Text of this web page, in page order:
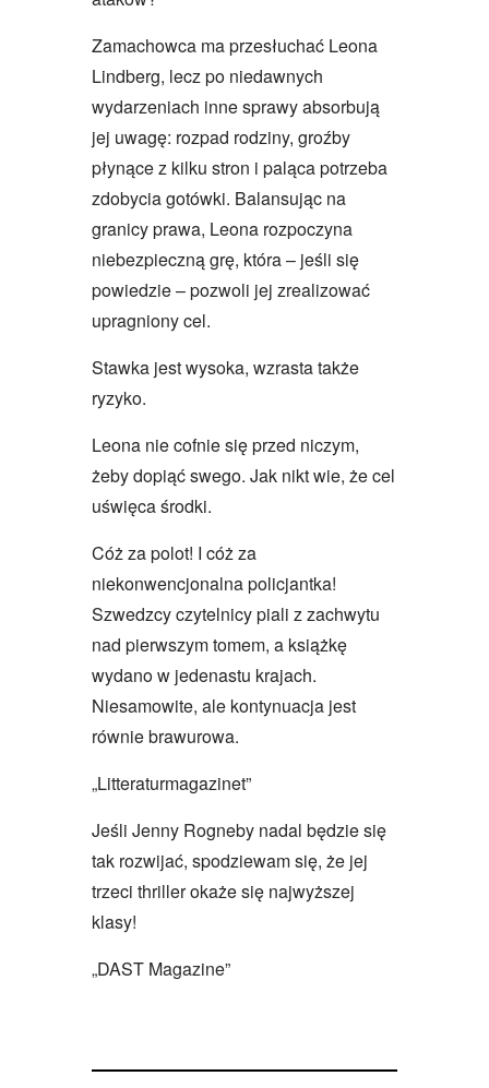
Zamachowca ma przesłuchać Leona
Lindberg, lecz po niedawnych
wydarzeniach inne sprawy absorbują
jej uwagę: rozpad rodziny, groźby
płynące z kilku stron i paląca potrzeba
zdobycia gotówki. Balansując na
granicy prawa, Leona rozpoczyna
niebezpieczną grę, która – jeśli się
powiedzie – pozwoli jej zrealizować
upragniony cel.
Stawka jest wysoka, wzrasta także
ryzyko.
Leona nie cofnie się przed niczym,
żeby dopiąć swego. Jak nikt wie, że cel
uświęca środki.
Cóż za polot! I cóż za
niekonwencjonalna policjantka!
Szwedzcy czytelnicy piali z zachwytu
nad pierwszym tomem, a książkę
wydano w jedenastu krajach.
Niesamowite, ale kontynuacja jest
równie brawurowa.
„Litteraturmagazinet”
Jeśli Jenny Rogneby nadal będzie się
tak rozwijać, spodziewam się, że jej
trzeci thriller okaże się najwyższej
klasy!
„DAST Magazine”